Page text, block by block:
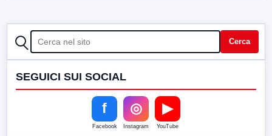
CERCA Cerca
SEGUICI SUI SOCIAL
f
Facebook
◎
Instagram
▶
YouTube